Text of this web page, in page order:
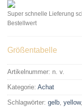
Super schnelle Lieferung
Bestellwert
Größentabelle
Artikelnummer: n. v.
Kategorie: Achat
Schlagwörter: gelb yellow,